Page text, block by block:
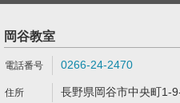
岡谷教室
0266-24-2470
長野県岡谷市中央町1-